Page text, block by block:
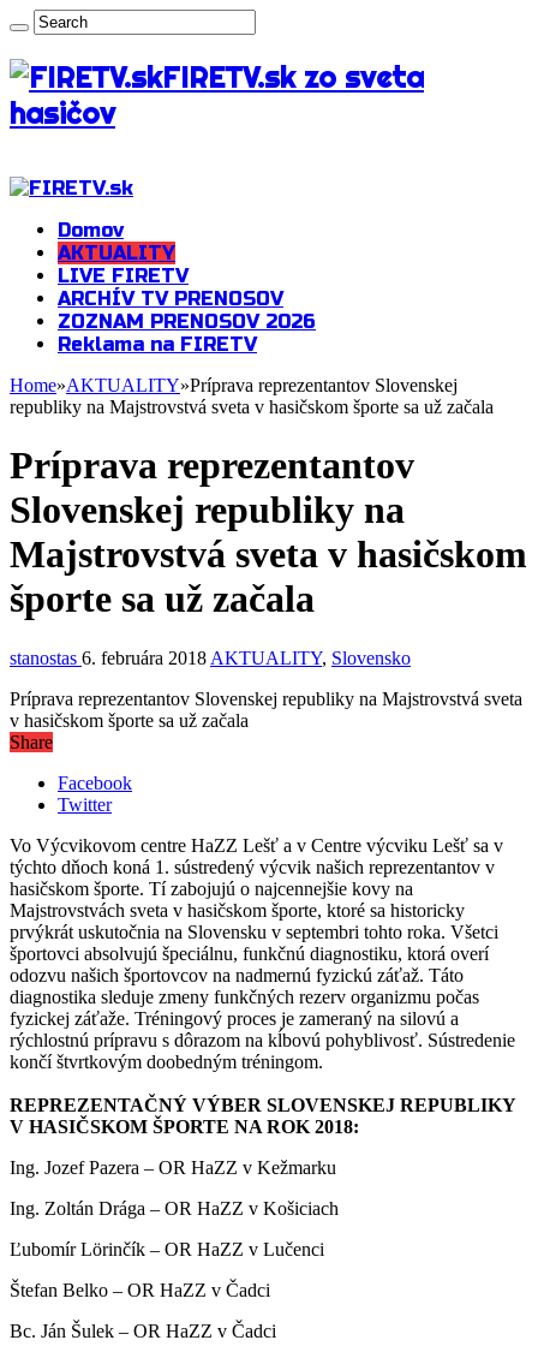
FIRETV.sk zo sveta
hasičov
Domov
AKTUALITY
LIVE FIRETV
ARCHÍV TV PRENOSOV
ZOZNAM PRENOSOV 2026
Reklama na FIRETV
Home»AKTUALITY»Príprava reprezentantov Slovenskej
republiky na Majstrovstvá sveta v hasičskom športe sa už začala
Príprava reprezentantov
Slovenskej republiky na
Majstrovstvá sveta v hasičskom
športe sa už začala
stanostas 6. februára 2018 AKTUALITY, Slovensko
Príprava reprezentantov Slovenskej republiky na Majstrovstvá sveta
v hasičskom športe sa už začala
Share
Facebook
Twitter
Vo Výcvikovom centre HaZZ Lešť a v Centre výcviku Lešť sa v
týchto dňoch koná 1. sústredený výcvik našich reprezentantov v
hasičskom športe. Tí zabojujú o najcennejšie kovy na
Majstrovstvách sveta v hasičskom športe, ktoré sa historicky
prvýkrát uskutočnia na Slovensku v septembri tohto roka. Všetci
športovci absolvujú špeciálnu, funkčnú diagnostiku, ktorá overí
odozvu našich športovcov na nadmernú fyzickú záťaž. Táto
diagnostika sleduje zmeny funkčných rezerv organizmu počas
fyzickej záťaže. Tréningový proces je zameraný na silovú a
rýchlostnú prípravu s dôrazom na kĺbovú pohyblivosť. Sústredenie
končí štvrtkovým doobedným tréningom.
REPREZENTAČNÝ VÝBER SLOVENSKEJ REPUBLIKY
V HASIČSKOM ŠPORTE NA ROK 2018:
Ing. Jozef Pazera – OR HaZZ v Kežmarku
Ing. Zoltán Drága – OR HaZZ v Košiciach
Ľubomír Lörinčík – OR HaZZ v Lučenci
Štefan Belko – OR HaZZ v Čadci
Bc. Ján Šulek – OR HaZZ v Čadci